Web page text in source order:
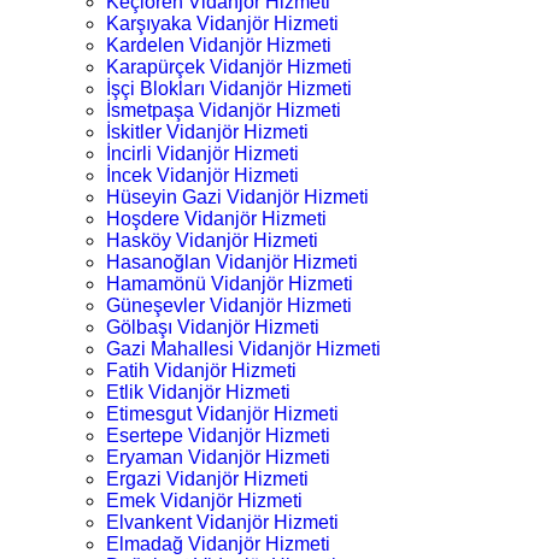
Karşıyaka Vidanjör Hizmeti
Kardelen Vidanjör Hizmeti
Karapürçek Vidanjör Hizmeti
İşçi Blokları Vidanjör Hizmeti
İsmetpaşa Vidanjör Hizmeti
İskitler Vidanjör Hizmeti
İncirli Vidanjör Hizmeti
İncek Vidanjör Hizmeti
Hüseyin Gazi Vidanjör Hizmeti
Hoşdere Vidanjör Hizmeti
Hasköy Vidanjör Hizmeti
Hasanoğlan Vidanjör Hizmeti
Hamamönü Vidanjör Hizmeti
Güneşevler Vidanjör Hizmeti
Gölbaşı Vidanjör Hizmeti
Gazi Mahallesi Vidanjör Hizmeti
Fatih Vidanjör Hizmeti
Etlik Vidanjör Hizmeti
Etimesgut Vidanjör Hizmeti
Esertepe Vidanjör Hizmeti
Eryaman Vidanjör Hizmeti
Ergazi Vidanjör Hizmeti
Emek Vidanjör Hizmeti
Elvankent Vidanjör Hizmeti
Elmadağ Vidanjör Hizmeti